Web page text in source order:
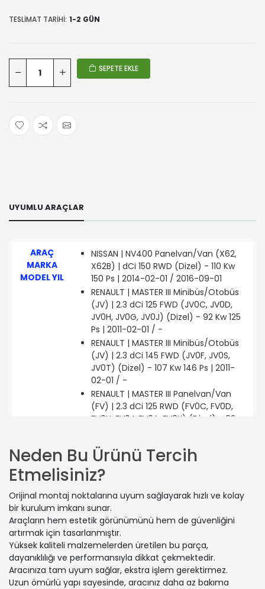
TESLIMAT TARIHI: 1-2 GÜN
SEPETE EKLE
UYUMLU ARAÇLAR
ARAÇ
MARKA
MODEL YIL
NISSAN | NV400 Panelvan/Van (X62,
X62B) | dCi 150 RWD (Dizel) - 110 Kw
150 Ps | 2014-02-01 / 2016-09-01
RENAULT | MASTER III Minibüs/Otobüs
(JV) | 2.3 dCi 125 FWD (JV0C, JV0D,
JV0H, JV0G, JV0J) (Dizel) - 92 Kw 125
Ps | 2011-02-01 / -
RENAULT | MASTER III Minibüs/Otobüs
(JV) | 2.3 dCi 145 FWD (JV0F, JV0S,
JV0T) (Dizel) - 107 Kw 146 Ps | 2011-
02-01 / -
RENAULT | MASTER III Panelvan/Van
(FV) | 2.3 dCi 125 RWD (FV0C, FV0D,
FV0H, FV0J, FV0A, FV0K) (Dizel) - 92
RENAULT | MASTER III Panelvan/Van
(FV) | 2.3 dCi 145 FWD (FV0E, FV0F,
FV0H, FV02, FV0M, FV0S,... (Dizel) - 107
Kw 146 Ps | 2010-02-01 / -
OPEL | MOVANO B Panelvan/Van
(X62) | 2.3 CDTI FWD (FV) (Dizel) -
120 Kw 163 Ps | 2014-05-01 / -
OPEL | MOVANO B Panelvan/Van
(X62) | 2.3 CDTI FWD (FV) (Dizel) - 96
Kw 131 Ps | 2016-11-01 / -
NISSAN | NV400 Platform şasi (X62,
X62B) | dCi 130 (Dizel) - 96 Kw 130 Ps |
Neden Bu Ürünü Tercih
Etmelisiniz?
Orijinal montaj noktalarına uyum sağlayarak hızlı ve kolay
bir kurulum imkanı sunar.
Araçların hem estetik görünümünü hem de güvenliğini
artırmak için tasarlanmıştır.
Yüksek kaliteli malzemelerden üretilen bu parça,
dayanıklılığı ve performansıyla dikkat çekmektedir.
Aracınıza tam uyum sağlar, ekstra işlem gerektirmez.
Uzun ömürlü yapı sayesinde, aracınız daha az bakıma